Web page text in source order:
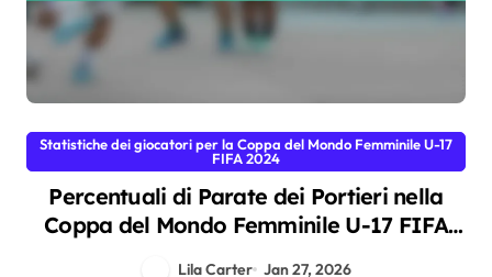
Statistiche dei giocatori per la Coppa del Mondo Femminile U-17
FIFA 2024
Percentuali di Parate dei Portieri nella
Coppa del Mondo Femminile U-17 FIFA
Lila Carter Jan 27, 2026